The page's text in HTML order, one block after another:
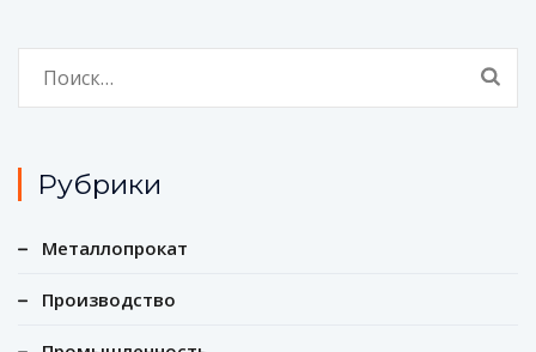
Рубрики
Металлопрокат
Производство